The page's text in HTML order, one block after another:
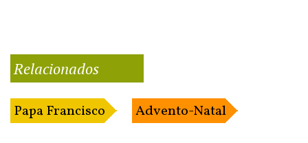
Relacionados
Papa Francisco Advento-Natal